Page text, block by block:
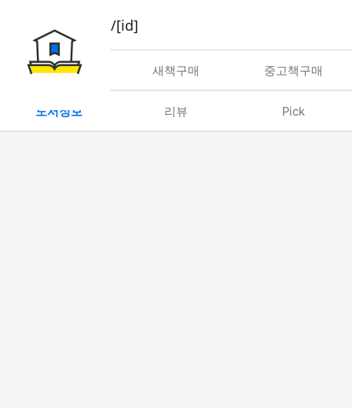
book/rent/[id]
대여 새책구매 중고책구매
도서정보 리뷰 Pick